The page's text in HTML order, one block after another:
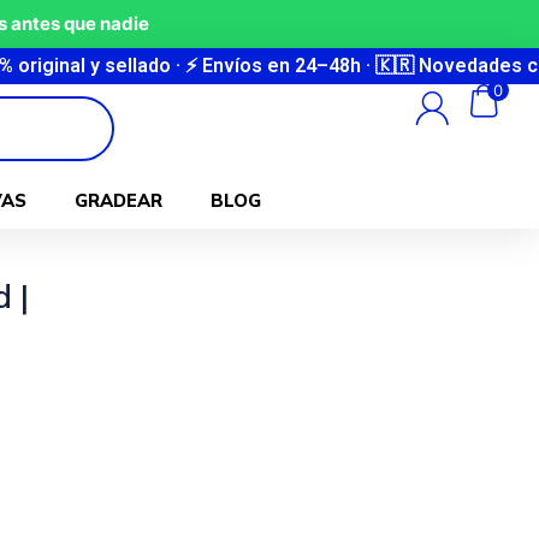
antes que nadie
· ⚡ Envíos en 24–48h · 🇰🇷 Novedades coreanas
0
GRADEAR BLOG
|